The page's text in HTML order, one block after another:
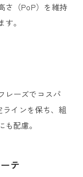
さ（PoP）を維持
。
レーズでコスパ
インを保ち、組
配慮。
テ